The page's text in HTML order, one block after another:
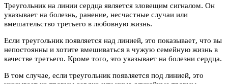
Треугольник на линии сердца является зловещим сигналом. Он
указывает на болезнь, ранение, несчастные случаи или
вмешательство третьего в любовную жизнь.
Если треугольник появляется над линией, это показывает, что вы
непостоянны и хотите вмешиваться в чужую семейную жизнь в
качестве третьего. Кроме того, это указывает на болезни сердца.
В том случае, если треугольник появляется под линией, это